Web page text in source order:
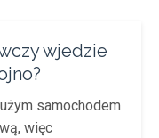
wjedzie
samochodem
więc